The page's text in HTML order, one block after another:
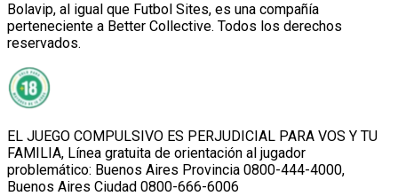
Bolavip, al igual que Futbol Sites, es una compañía
perteneciente a Better Collective. Todos los derechos
reservados.
EL JUEGO COMPULSIVO ES PERJUDICIAL PARA VOS Y TU
FAMILIA, Línea gratuita de orientación al jugador
problemático: Buenos Aires Provincia 0800-444-4000,
Buenos Aires Ciudad 0800-666-6006